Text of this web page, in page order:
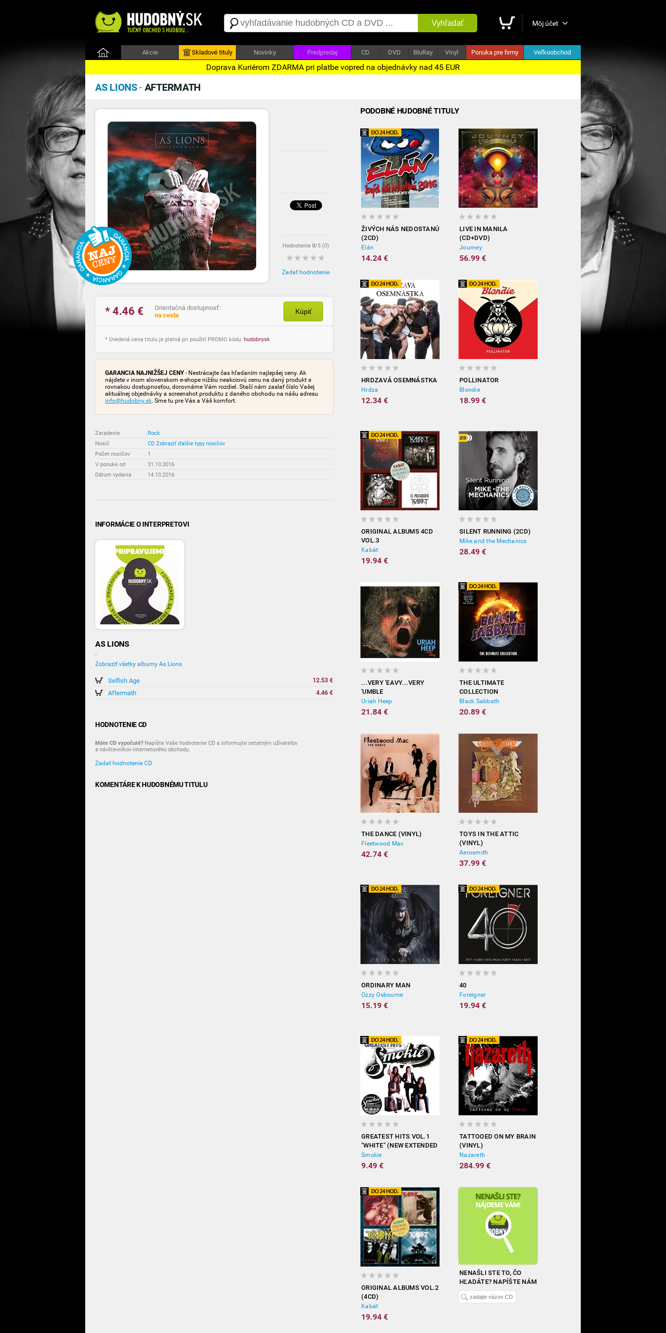
Vyhľadať Môj účet
Akcie Skladové tituly Novinky Predpredaj CD DVD BluRay Vinyl Ponuka pre firmy Veľkoobchod
Doprava Kuriérom ZDARMA pri platbe vopred na objednávky nad 45 EUR
AS LIONS- AFTERMATH
Hodnotenie 0/5 (0)
Zadať hodnotenie
* 4.46 €
Orientačná dostupnosť:
na ceste
Kúpiť
* Uvedená cena titulu je platná pri použití PROMO kódu: hudobnysk
GARANCIA NAJNIŽŠEJ CENY- Nestrácajte čas hľadaním najlepšej ceny. Ak
nájdete v inom slovenskom e-shope nižšiu neakciovú cenu na daný produkt s
rovnakou dostupnosťou, dorovnáme Vám rozdiel. Stačí nám zaslať číslo Vašej
aktuálnej objednávky a screenshot produktu z daného obchodu na nášu adresu
info@hudobny.sk. Sme tu pre Vás a Váš komfort.
Zaradenie : Rock
Nosič
: CD Zobraziť ďalšie typy nosičov
Počet nosičov
: 1
V ponuke od
: 31.10.2016
Dátum vydania
: 14.10.2016
INFORMÁCIE O INTERPRETOVI
AS LIONS
-
Zobraziť všetky albumy As Lions
Selfish Age 12.53 €
Aftermath 4.46 €
HODNOTENIE CD
Máte CD vypočuté? Napíšte Vaše hodnotenie CD a informujte ostatným užívateľov
a návštevníkov internetového obchodu.
Zadať hodnotenie CD
KOMENTÁRE K HUDOBNÉMU TITULU
PODOBNÉ HUDOBNÉ TITULY
ŽIVÝCH NÁS NEDOSTANÚ
(2CD)
Elán
14.24 €
LIVE IN MANILA
(CD+DVD)
Journey
56.99 €
HRDZAVÁ OSEMNÁSTKA
Hrdza
12.34 €
POLLINATOR
Blondie
18.99 €
ORIGINAL ALBUMS 4CD
VOL.3
Kabát
19.94 €
SILENT RUNNING (2CD)
Mike and the Mechanics
28.49 €
...VERY 'EAVY...VERY
'UMBLE
Uriah Heep
21.84 €
THE ULTIMATE
COLLECTION
Black Sabbath
20.89 €
THE DANCE (VINYL)
Fleetwood Mac
42.74 €
TOYS IN THE ATTIC
(VINYL)
Aerosmith
37.99 €
ORDINARY MAN
Ozzy Osbourne
15.19 €
40
Foreigner
19.94 €
GREATEST HITS VOL.1
"WHITE" (NEW EXTENDED
VERSION)
Smokie
9.49 €
TATTOOED ON MY BRAIN
(VINYL)
Nazareth
284.99 €
ORIGINAL ALBUMS VOL.2
(4CD)
Kabát
19.94 €
NENAŠLI STE TO, ČO
HĽADÁTE? NAPÍŠTE NÁM